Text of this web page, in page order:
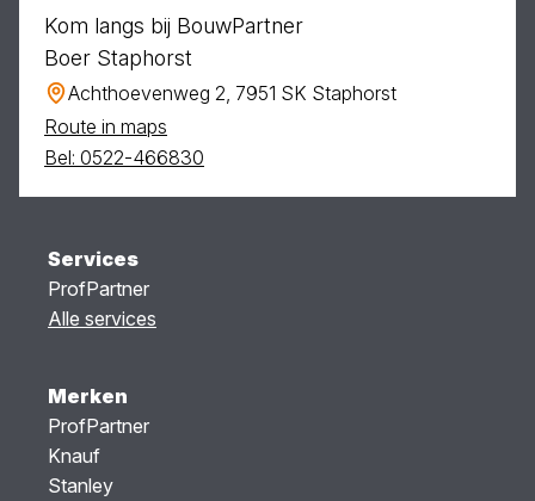
Kom langs bij BouwPartner
Boer Staphorst
Achthoevenweg 2, 7951 SK Staphorst
Route in maps
Bel: 0522-466830
Services
ProfPartner
Alle services
Merken
ProfPartner
Knauf
Stanley